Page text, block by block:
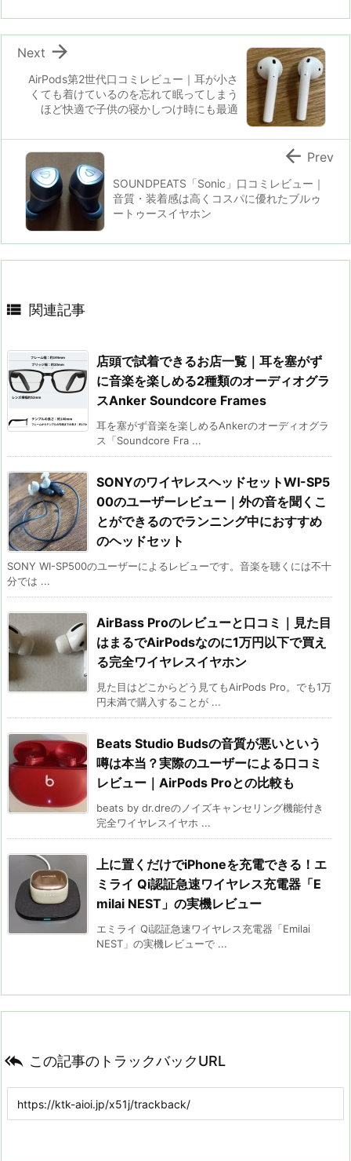
AirPods第2世代口コミレビュー｜耳が小さ
くても着けているのを忘れて眠ってしまう
ほど快適で子供の寝かしつけ時にも最適

Next
SOUNDPEATS「Sonic」口コミレビュー｜
音質・装着感は高くコスパに優れたブルゥ
ートゥースイヤホン
 Prev
 関連記事
店頭で試着できるお店一覧｜耳を塞がず
に音楽を楽しめる2種類のオーディオグラ
スAnker Soundcore Frames
耳を塞がず音楽を楽しめるAnkerのオーディオグラ
ス「Soundcore Fra ...
SONYのワイヤレスヘッドセットWI-SP5
00のユーザーレビュー｜外の音を聞くこ
とができるのでランニング中におすすめ
のヘッドセット
SONY WI-SP500のユーザーによるレビューです。音楽を聴くには不十
分では ...
AirBass Proのレビューと口コミ｜見た目
はまるでAirPodsなのに1万円以下で買え
る完全ワイヤレスイヤホン
見た目はどこからどう見てもAirPods Pro。でも1万
円未満で購入することが ...
Beats Studio Budsの音質が悪いという
噂は本当？実際のユーザーによる口コミ
レビュー｜AirPods Proとの比較も
beats by dr.dreのノイズキャンセリング機能付き
完全ワイヤレスイヤホ ...
上に置くだけでiPhoneを充電できる！エ
ミライ Qi認証急速ワイヤレス充電器「E
milai NEST」の実機レビュー
エミライ Qi認証急速ワイヤレス充電器「Emilai
NEST」の実機レビューで ...
 この記事のトラックバックURL